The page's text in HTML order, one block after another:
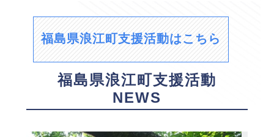
福島県浪江町支援活動はこちら
福島県浪江町支援活動
NEWS